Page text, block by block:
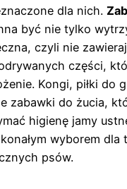
dla nich.
być nie tylko
czyli nie
części,
Kongi, piłki do
zabawki do żucia,
higienę jamy
wyborem dla
psów.